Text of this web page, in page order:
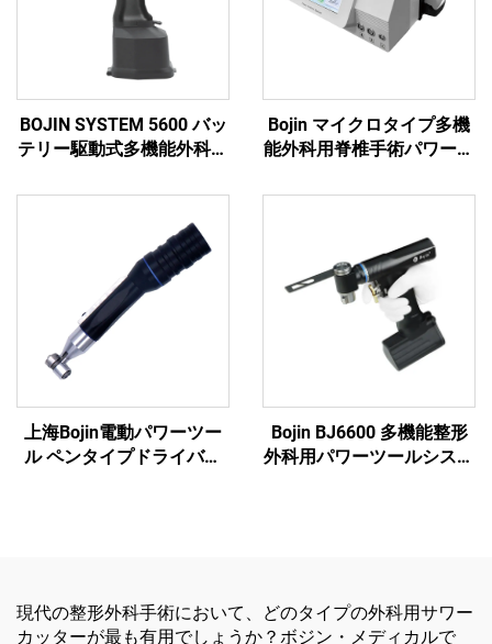
BOJIN SYSTEM 5600 バッ
テリー駆動式多機能外科用
Bojin マイクロタイプ多機
能外科用脊椎手術パワーツ
上海Bojin電動パワーツー
ル ペンタイプドライバー
Bojin BJ6600 多機能整形
外科用パワーツールシステ
現代の整形外科手術において、どのタイプの外科用サワー
カッターが最も有用でしょうか？ボジン・メディカルで